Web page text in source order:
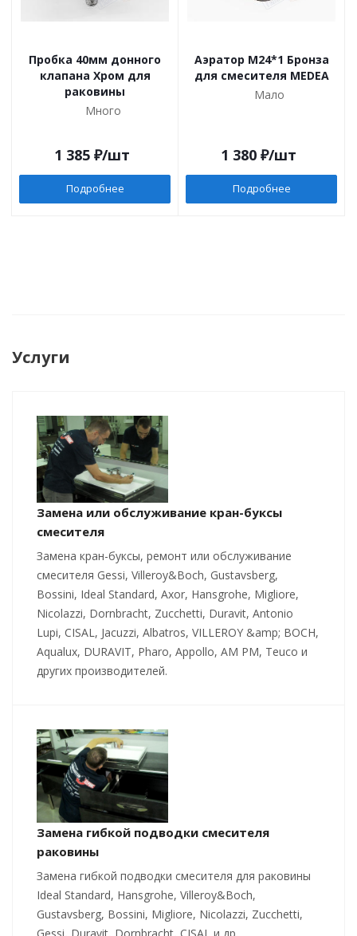
Пробка 40мм донного
клапана Хром для
раковины
Много
1 385 ₽/шт
Подробнее
Аэратор M24*1 Бронза
для смесителя MEDEA
Мало
1 380 ₽/шт
Подробнее
Услуги
Замена или обслуживание кран-буксы
смесителя
Замена кран-буксы, ремонт или обслуживание
смесителя Gessi, Villeroy&Boch, Gustavsberg,
Bossini, Ideal Standard, Axor, Hansgrohe, Migliore,
Nicolazzi, Dornbracht, Zucchetti, Duravit, Antonio
Lupi, CISAL, Jacuzzi, Albatros, VILLEROY &amp; BOCH,
Aqualux, DURAVIT, Pharo, Appollo, AM PM, Teuco и
других производителей.
Замена гибкой подводки смесителя
раковины
Замена гибкой подводки смесителя для раковины
Ideal Standard, Hansgrohe, Villeroy&Boch,
Gustavsberg, Bossini, Migliore, Nicolazzi, Zucchetti,
Gessi, Duravit, Dornbracht, CISAL и др.